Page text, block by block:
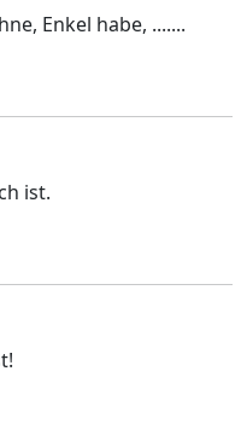
Enkel habe, .......
ist.